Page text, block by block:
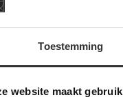
Toestemming
website maaktDeze
onze